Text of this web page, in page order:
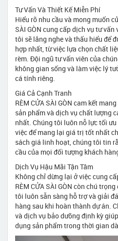
Tư Vấn Và Thiết Kế Miễn Phí
Hiểu rõ nhu cầu và mong muốn
SÀI GÒN cung cấp dịch vụ tư
tôi sẽ lắng nghe và thấu hiểu để
hợp nhất, từ việc lựa chọn chất
rèm. Đội ngũ tư vấn viên của
không gian sống và làm việc lý
cá tính riêng.
Giá Cả Cạnh Tranh
RÈM CỬA SÀI GÒN cam kết
sản phẩm và dịch vụ chất lượng
nhất. Chúng tôi luôn nỗ lực tối
việc để mang lại giá trị tốt nhất
sách giá linh hoạt, chúng tôi tin
cầu của mọi đối tượng khách
Dịch Vụ Hậu Mãi Tận Tâm
Không chỉ dừng lại ở việc cung
RÈM CỬA SÀI GÒN còn chú
tôi luôn sẵn sàng hỗ trợ và giải
hàng sau khi hoàn thành dự án.
và dịch vụ bảo dưỡng định kỳ
dụng sản phẩm trong thời gian